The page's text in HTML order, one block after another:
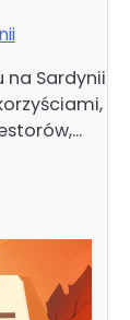
Sardynii